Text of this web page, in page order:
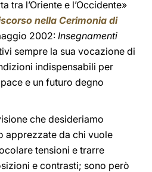
tra l’Oriente e l’Occidente»
nella Cerimonia di
2002: Insegnamenti
sempre la sua vocazione di
indispensabili per
e un futuro degno
che desideriamo
apprezzate da chi vuole
tensioni e trarre
e contrasti; sono però